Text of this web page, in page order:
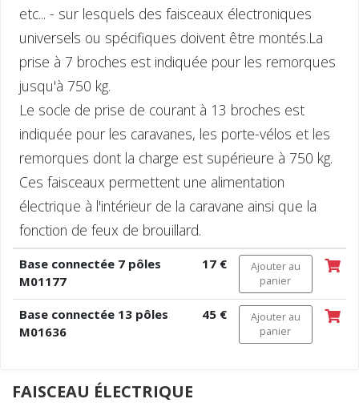
etc... - sur lesquels des faisceaux électroniques
universels ou spécifiques doivent être montés.La
prise à 7 broches est indiquée pour les remorques
jusqu'à 750 kg.
Le socle de prise de courant à 13 broches est
indiquée pour les caravanes, les porte-vélos et les
remorques dont la charge est supérieure à 750 kg.
Ces faisceaux permettent une alimentation
électrique à l'intérieur de la caravane ainsi que la
fonction de feux de brouillard.
Base connectée 7 pôles
M01177
17 €
Ajouter au
panier
Base connectée 13 pôles
M01636
45 €
Ajouter au
panier
FAISCEAU ÉLECTRIQUE